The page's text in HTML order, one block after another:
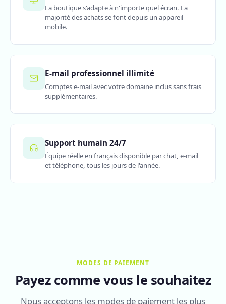
La boutique s'adapte à n'importe quel écran. La
majorité des achats se font depuis un appareil
mobile.
E-mail professionnel illimité
Comptes e-mail avec votre domaine inclus sans frais
supplémentaires.
Support humain 24/7
Équipe réelle en français disponible par chat, e-mail
et téléphone, tous les jours de l'année.
MODES DE PAIEMENT
Payez comme vous le souhaitez
Nous acceptons les modes de paiement les plus